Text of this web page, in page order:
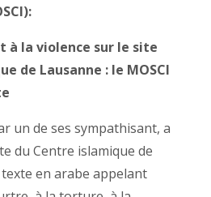
à la violence sur le site
de Lausanne : le MOSCI
un de ses sympathisant, a
du Centre islamique de
en arabe appelant